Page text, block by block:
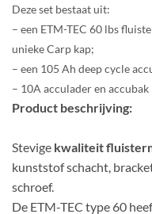
Deze set bestaat uit:
– een ETM-TEC 60 lbs
unieke Carp kap;
– een 105 Ah deep cycle
– 10A acculader en accubak
Product beschrijving:
Stevige kwaliteit
kunststof schacht,
schroef.
De ETM-TEC type 60